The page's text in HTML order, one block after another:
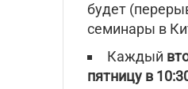
будет
семинары в
Каждый
пятницу в